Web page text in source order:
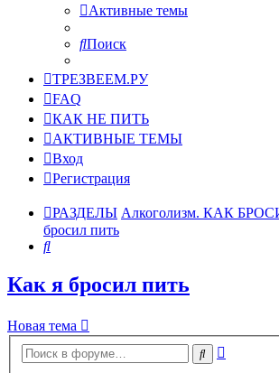
Активные темы
Поиск
ТРЕЗВЕЕМ.РУ
FAQ
КАК НЕ ПИТЬ
АКТИВНЫЕ ТЕМЫ
Вход
Регистрация
РАЗДЕЛЫ Алкоголизм. КАК
бросил пить
Поиск
Как я бросил пить
Новая тема
Поиск